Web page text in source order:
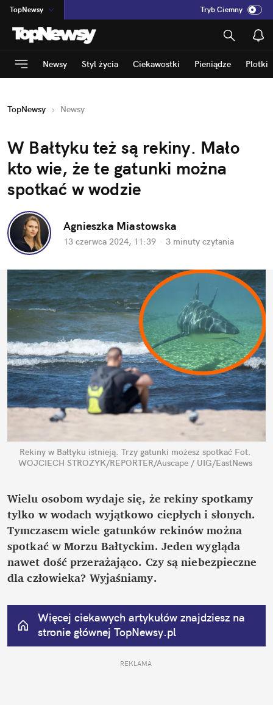
TopNewsy
na:Temat
INN:Poland
ASZ:dziennik
dad:HERO
Tryb Ciemny
Newsy Styl życia Ciekawostki Pieniądze Plotki
TopNewsy Newsy
W Bałtyku też są rekiny. Mało
kto wie, że te gatunki można
spotkać w wodzie
Agnieszka Miastowska
13 czerwca 2024, 11:39 · 3 minuty czytania
Rekiny w Bałtyku istnieją. Trzy gatunki możesz spotkać Fot.
WOJCIECH STROZYK/REPORTER/Auscape / UIG/EastNews
Wielu osobom wydaje się, że rekiny spotkamy
tylko w wodach wyjątkowo ciepłych i słonych.
Tymczasem wiele gatunków rekinów można
spotkać w Morzu Bałtyckim. Jeden wygląda
nawet dość przerażająco. Czy są niebezpieczne
dla człowieka? Wyjaśniamy.
Więcej ciekawych artykułów znajdziesz na
stronie głównej TopNewsy.pl
REKLAMA